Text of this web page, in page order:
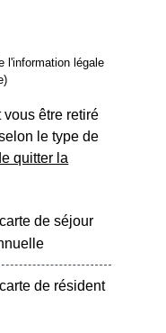
l'information légale
vous être retiré
le type de
quitter la
de séjour
de résident